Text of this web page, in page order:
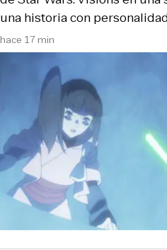
hace 17 min
una historia con